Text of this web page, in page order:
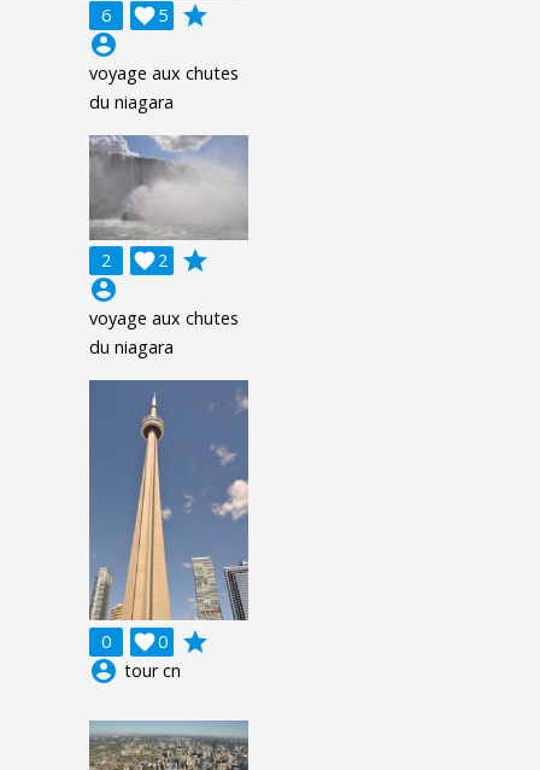
6 5

grade
account_circle
voyage aux chutes
du niagara
2 2

grade
account_circle
voyage aux chutes
du niagara
0 0

grade
account_circle tour cn